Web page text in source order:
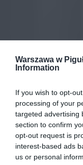
Warszawa w
Information
If you wish to opt-
processing of your
targeted advertising
section to confirm
opt-out request is
interest-based ads
us or personal